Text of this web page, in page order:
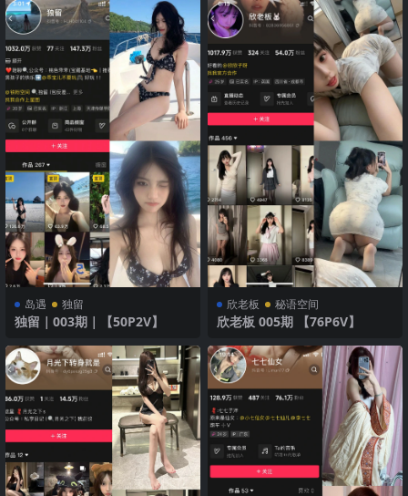
岛遇 独留
独留｜003期｜【50P2V】
欣老板 秘语空间
欣老板 005期 【76P6V】